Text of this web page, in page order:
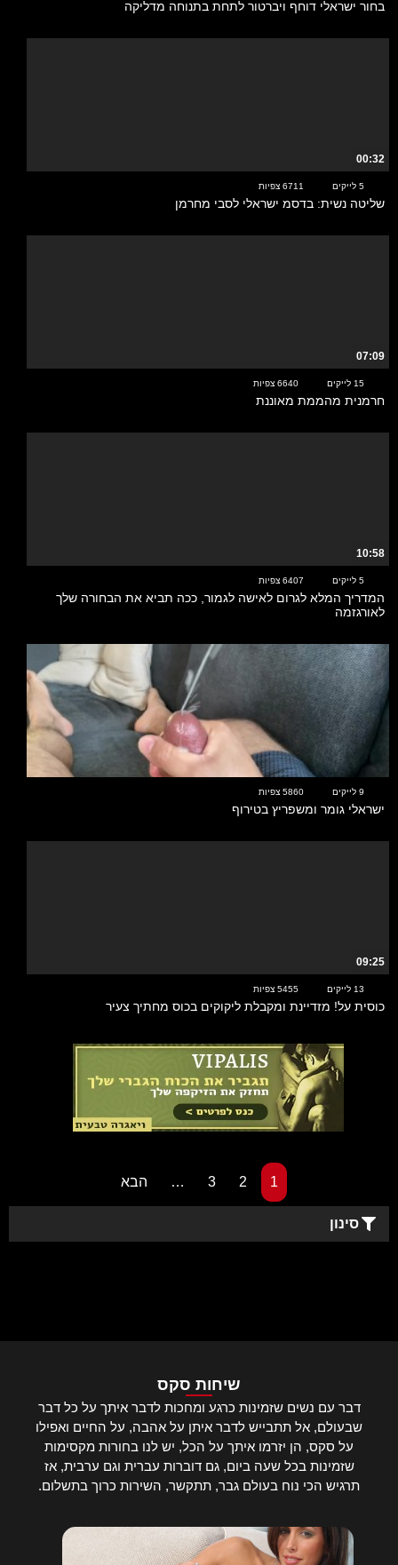
בחור ישראלי דוחף ויברטור לתחת בתנוחה מדליקה
00:32
5 לייקים 6711 צפיות
שליטה נשית: בדסמ ישראלי לסבי מחרמן
07:09
15 לייקים 6640 צפיות
חרמנית מהממת מאוננת
10:58
5 לייקים 6407 צפיות
המדריך המלא לגרום לאישה לגמור, ככה תביא את הבחורה שלך
לאורגזמה
00:27
9 לייקים 5860 צפיות
ישראלי גומר ומשפריץ בטירוף
09:25
13 לייקים 5455 צפיות
כוסית על! מזדיינת ומקבלת ליקוקים בכוס מחתיך צעיר
1
2
3
… הבא
סינון
שיחות סקס
דבר עם נשים שזמינות כרגע ומחכות לדבר איתך על כל דבר
שבעולם, אל תתבייש לדבר איתן על אהבה, על החיים ואפילו
על סקס, הן יזרמו איתך על הכל, יש לנו בחורות מקסימות
שזמינות בכל שעה ביום, גם דוברות עברית וגם ערבית, אז
תרגיש הכי נוח בעולם גבר, תתקשר, השירות כרוך בתשלום.